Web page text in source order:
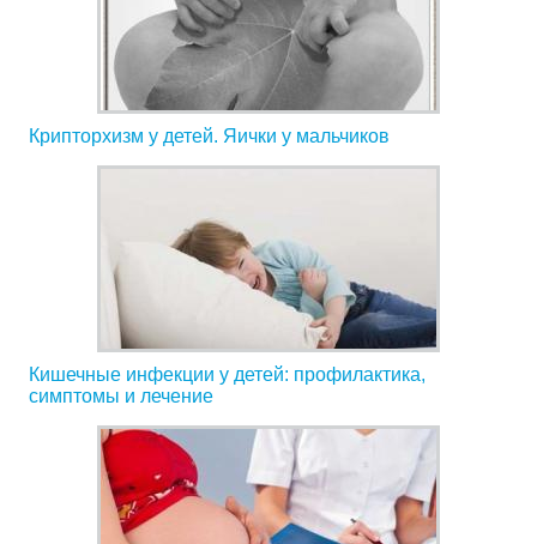
Крипторхизм у детей. Яички у мальчиков
Кишечные инфекции у детей: профилактика,
симптомы и лечение